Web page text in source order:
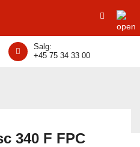
Salg:
+45 75 34 33 00
340 F FPC